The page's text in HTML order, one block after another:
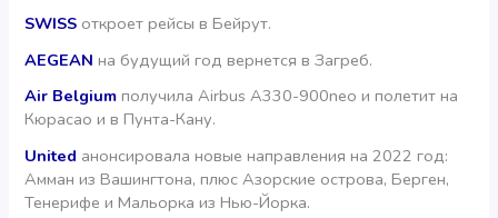
SWISS откроет рейсы в Бейрут.
AEGEAN на будущий год вернется в Загреб.
Air Belgium получила Airbus A330-900neo и полетит на
Кюрасао и в Пунта-Кану.
United анонсировала новые направления на 2022 год:
Амман из Вашингтона, плюс Азорские острова, Берген,
Тенерифе и Мальорка из Нью-Йорка.